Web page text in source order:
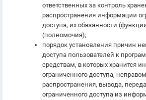
ответственных за контроль
распространения информации
доступа, их обязанности
(полномочия);
порядок установления причин
доступа пользователей к
средствам, в которых хранится
ограниченного доступа,
распространения, вывода,
ограниченного доступа из